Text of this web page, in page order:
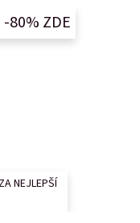
-80% ZDE
NEJLEPŠÍ